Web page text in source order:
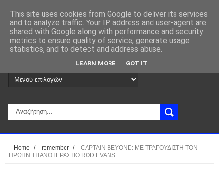
Home / remember /
CAPTAIN BEYOND: ΜΕ ΤΡΑΓΟΥΔΙΣΤΗ ΤΟΝ
ΠΡΩΗΝ ΤΙΤΑΝΟΤΕΡΑΣΤΙΟ ROD EVANS
This site uses cookies from Google to deliver its services
and to analyze traffic. Your IP address and user-agent are
shared with Google along with performance and security
metrics to ensure quality of service, generate usage
statistics, and to detect and address abuse.
LEARN MORE GOT IT